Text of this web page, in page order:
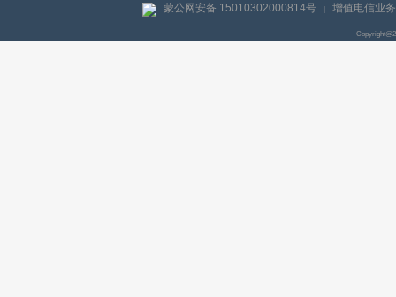
蒙公网安备 15010302000814号 | 增值电信业